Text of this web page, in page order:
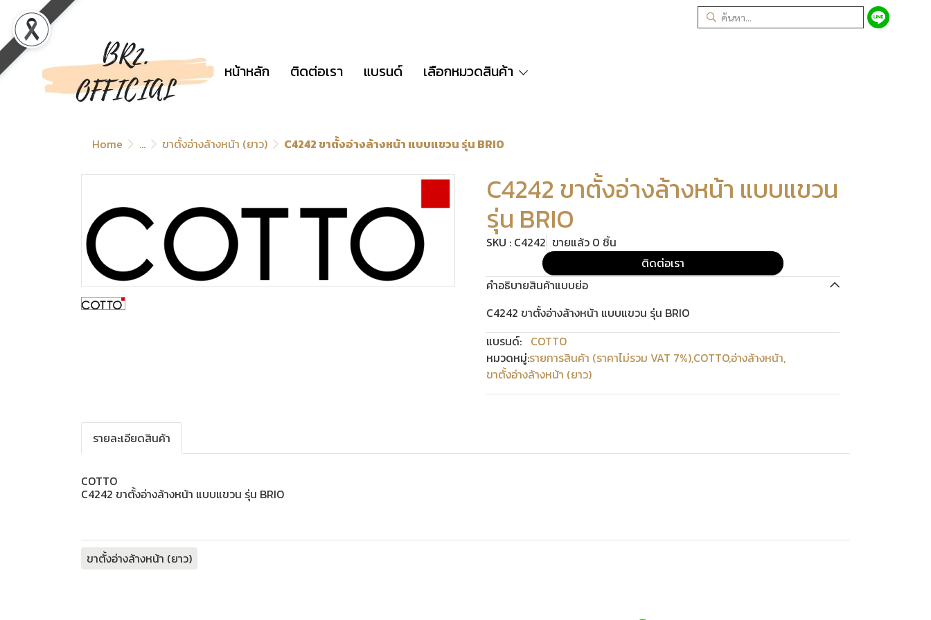
หน้าหลัก ติดต่อเรา แบรนด์ เลือกหมวดสินค้า
Home ... ขาตั้งอ่างล้างหน้า (ยาว) C4242 ขาตั้งอ่างล้างหน้า แบบแขวน รุ่น BRIO
C4242 ขาตั้งอ่างล้างหน้า แบบแขวน
รุ่น BRIO
SKU : C4242 ขายแล้ว 0 ชิ้น
ติดต่อเรา
คำอธิบายสินค้าแบบย่อ
C4242 ขาตั้งอ่างล้างหน้า แบบแขวน รุ่น BRIO
แบรนด์: COTTO
หมวดหมู่:รายการสินค้า (ราคาไม่รวม VAT 7%),COTTO,อ่างล้างหน้า,
ขาตั้งอ่างล้างหน้า (ยาว)
รายละเอียดสินค้า
COTTO
C4242 ขาตั้งอ่างล้างหน้า แบบแขวน รุ่น BRIO
ขาตั้งอ่างล้างหน้า (ยาว)